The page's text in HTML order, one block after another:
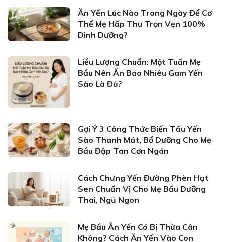
Ăn Yến Lúc Nào Trong Ngày Để Cơ
Thể Mẹ Hấp Thu Trọn Vẹn 100%
Dinh Dưỡng?
Liều Lượng Chuẩn: Một Tuần Mẹ
Bầu Nên Ăn Bao Nhiêu Gam Yến
Sào Là Đủ?
Gợi Ý 3 Công Thức Biến Tấu Yến
Sào Thanh Mát, Bổ Dưỡng Cho Mẹ
Bầu Đập Tan Cơn Ngán
Cách Chưng Yến Đường Phèn Hạt
Sen Chuẩn Vị Cho Mẹ Bầu Dưỡng
Thai, Ngủ Ngon
Mẹ Bầu Ăn Yến Có Bị Thừa Cân
Không? Cách Ăn Yến Vào Con